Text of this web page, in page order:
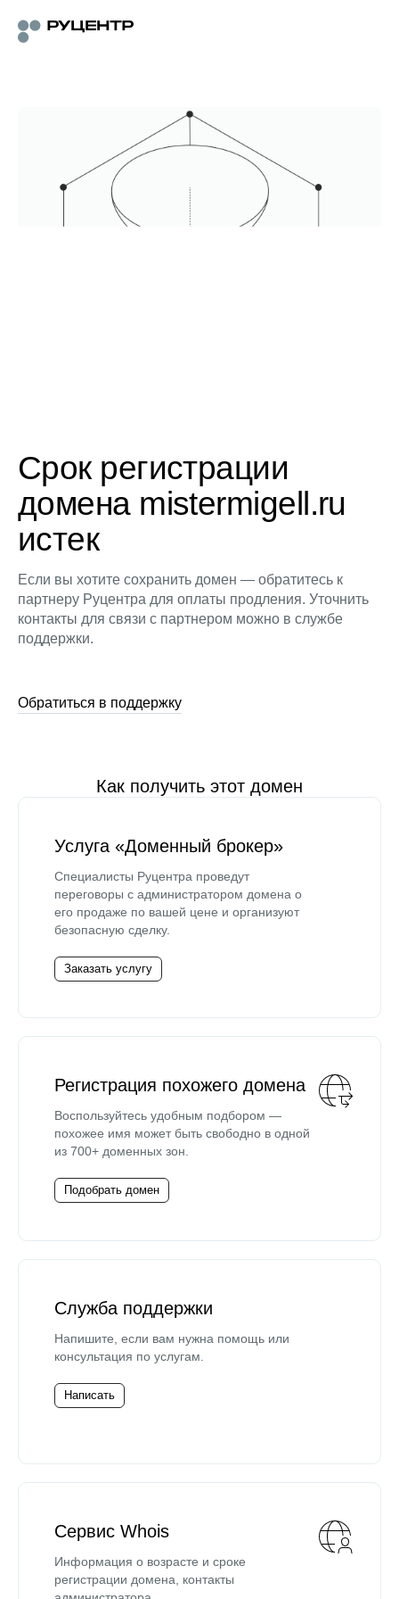
Срок регистрации
домена mistermigell.ru
истек
Если вы хотите сохранить домен — обратитесь к
партнеру Руцентра для оплаты продления. Уточнить
контакты для связи с партнером можно в службе
поддержки.
Обратиться в поддержку
Как получить этот домен
Услуга «Доменный брокер»
Специалисты Руцентра проведут
переговоры с администратором домена о
его продаже по вашей цене и организуют
безопасную сделку.
Заказать услугу
Регистрация похожего домена
Воспользуйтесь удобным подбором —
похожее имя может быть свободно в одной
из 700+ доменных зон.
Подобрать домен
Служба поддержки
Напишите, если вам нужна помощь или
консультация по услугам.
Написать
Сервис Whois
Информация о возрасте и сроке
регистрации домена, контакты